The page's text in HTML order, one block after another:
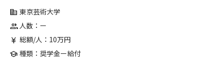
corporate_fare 東京芸術大学
group人数：ー
currency_yen 総額/人：10万円
school 種類：奨学金ー給付